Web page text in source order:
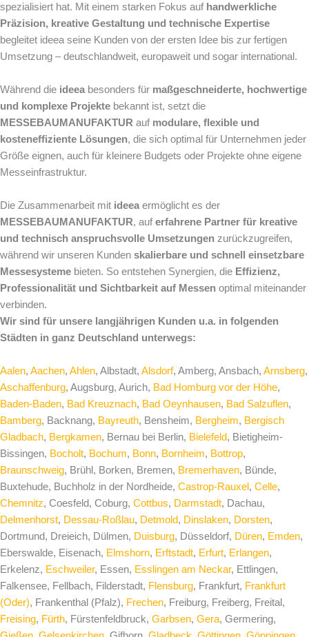
spezialisiert hat. Mit einem starken Fokus auf handwerkliche
Präzision, kreative Gestaltung und technische Expertise
begleitet ideea seine Kunden von der ersten Idee bis zur fertigen
Umsetzung – deutschlandweit, europaweit und sogar international.
Während die ideea besonders für maßgeschneiderte, hochwertige
und komplexe Projekte bekannt ist, setzt die
MESSEBAUMANUFAKTUR auf modulare, flexible und
kosteneffiziente Lösungen, die sich optimal für Unternehmen jeder
Größe eignen, auch für kleinere Budgets oder Projekte ohne eigene
Messeinfrastruktur.
Die Zusammenarbeit mit ideea ermöglicht es der
MESSEBAUMANUFAKTUR, auf erfahrene Partner für kreative
und technisch anspruchsvolle Umsetzungen zurückzugreifen,
während wir unseren Kunden skalierbare und schnell einsetzbare
Messesysteme bieten. So entstehen Synergien, die Effizienz,
Professionalität und Sichtbarkeit auf Messen optimal miteinander
verbinden.
Wir sind für unsere langjährigen Kunden u.a. in folgenden
Städten in ganz Deutschland unterwegs:
Aalen, Aachen, Ahlen, Albstadt, Alsdorf, Amberg, Ansbach, Arnsberg,
Aschaffenburg, Augsburg, Aurich, Bad Homburg vor der Höhe,
Baden-Baden, Bad Kreuznach, Bad Oeynhausen, Bad Salzuflen,
Bamberg, Backnang, Bayreuth, Bensheim, Bergheim, Bergisch
Gladbach, Bergkamen, Bernau bei Berlin, Bielefeld, Bietigheim-
Bissingen, Bocholt, Bochum, Bonn, Bornheim, Bottrop,
Braunschweig, Brühl, Borken, Bremen, Bremerhaven, Bünde,
Buxtehude, Buchholz in der Nordheide, Castrop-Rauxel , Celle,
Chemnitz, Coesfeld, Coburg, Cottbus, Darmstadt, Dachau,
Delmenhorst, Dessau-Roßlau, Detmold, Dinslaken, Dorsten,
Dortmund, Dreieich, Dülmen, Duisburg, Düsseldorf, Düren, Emden,
Eberswalde, Eisenach, Elmshorn, Erftstadt, Erfurt, Erlangen,
Erkelenz, Eschweiler, Essen, Esslingen am Neckar, Ettlingen,
Falkensee, Fellbach, Filderstadt, Flensburg, Frankfurt, Frankfurt
(Oder), Frankenthal (Pfalz), Frechen, Freiburg, Freiberg, Freital,
Freising, Fürth, Fürstenfeldbruck, Garbsen, Gera, Germering,